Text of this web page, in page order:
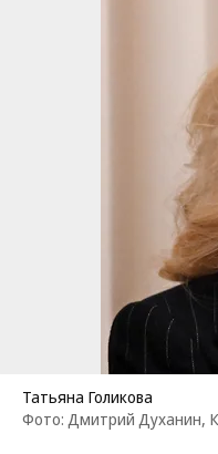
Татьяна Голикова
Фото: Дмитрий Духанин,